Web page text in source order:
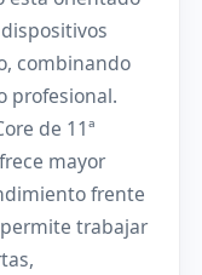
combinando
profesional.
de 11ª
mayor
frente
trabajar